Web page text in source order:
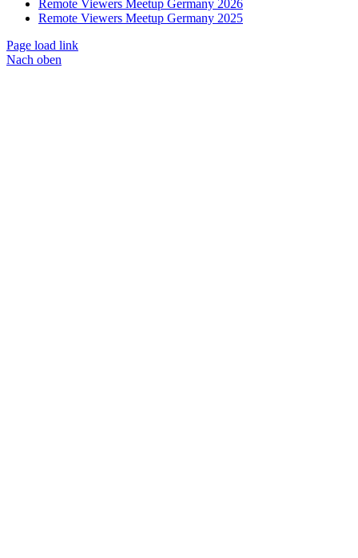
Remote Viewers Meetup Germany 2026
Remote Viewers Meetup Germany 2025
Page load link
Nach oben